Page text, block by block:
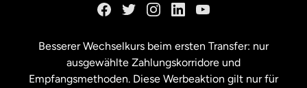
Malaysia
Besserer Wechselkurs beim ersten Transfer: nur
ausgewählte Zahlungskorridore und
Empfangsmethoden. Diese Werbeaktion gilt nur für